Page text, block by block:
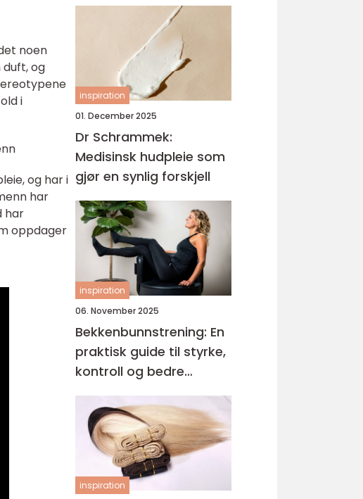
noen
og
i
og har i
har
har
oppdager
inspiration
01. December 2025
Dr Schrammek:
Medisinsk hudpleie som
gjør en synlig forskjell
inspiration
06. November 2025
Bekkenbunnstrening: En
praktisk guide til styrke,
kontroll og bedre
hverdagsliv
inspiration